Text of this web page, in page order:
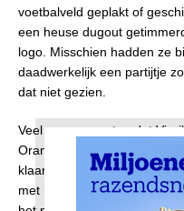
voetbalveld geplakt of
een heuse dugout
logo. Misschien hadden ze
daadwerkelijk een partijtje
dat niet gezien.
Veel mensen weten dat
Oranje, een verre neef van
klaarblijkelijk. Die belden
met het verzoek om een